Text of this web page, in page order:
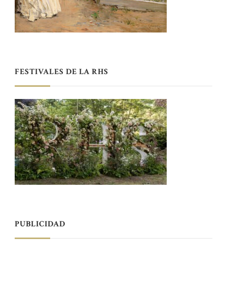
FESTIVALES DE LA RHS
PUBLICIDAD